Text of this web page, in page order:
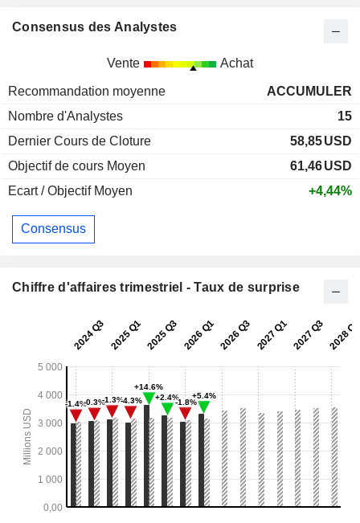
Consensus des Analystes
Vente Achat
Recommandation moyenne
ACCUMULER
Nombre d'Analystes
15
Dernier Cours de Cloture
58,85USD
Objectif de cours Moyen
61,46USD
Ecart / Objectif Moyen
+4,44%
Consensus
Chiffre d'affaires trimestriel - Taux de surprise